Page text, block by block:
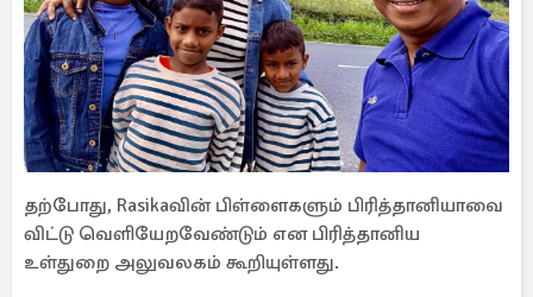
தற்போது, Rasikaவின் பிள்ளைகளும் பிரித்தானியாவை
விட்டு வெளியேறவேண்டும் என பிரித்தானிய
உள்துறை அலுவலகம் கூறியுள்ளது.